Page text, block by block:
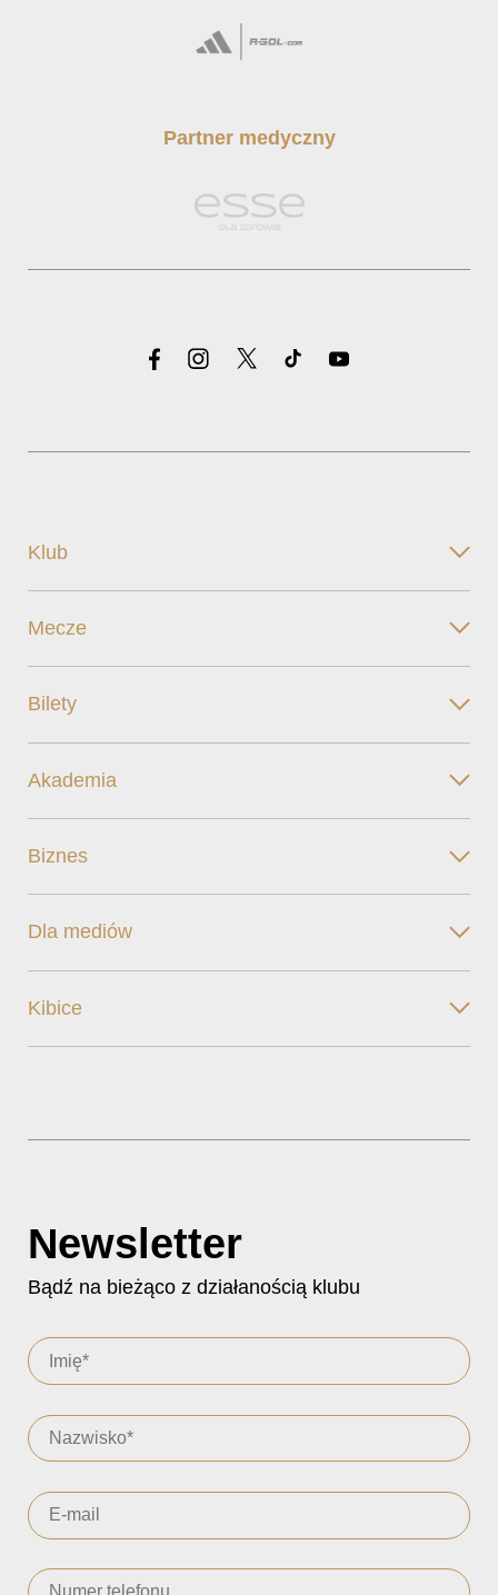
Partner medyczny
Klub
Mecze
Bilety
Akademia
Biznes
Dla mediów
Kibice
Newsletter
Bądź na bieżąco z działanością klubu